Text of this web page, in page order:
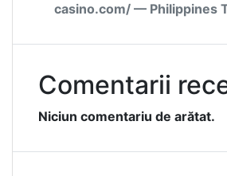
casino.com/ — Philippines
Comentarii
Niciun comentariu de arătat.